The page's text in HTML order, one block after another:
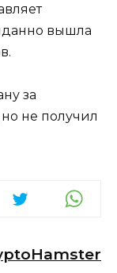
вышла
за
не получил